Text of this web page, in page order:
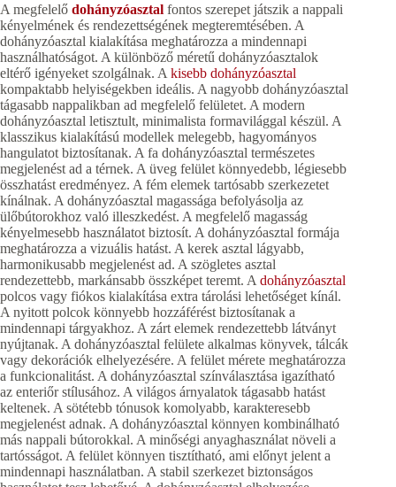
A megfelelő dohányzóasztal fontos szerepet játszik a nappali
kényelmének és rendezettségének megteremtésében. A
dohányzóasztal kialakítása meghatározza a mindennapi
használhatóságot. A különböző méretű dohányzóasztalok
eltérő igényeket szolgálnak. A kisebb dohányzóasztal
kompaktabb helyiségekben ideális. A nagyobb dohányzóasztal
tágasabb nappalikban ad megfelelő felületet. A modern
dohányzóasztal letisztult, minimalista formavilággal készül. A
klasszikus kialakítású modellek melegebb, hagyományos
hangulatot biztosítanak. A fa dohányzóasztal természetes
megjelenést ad a térnek. A üveg felület könnyedebb, légiesebb
összhatást eredményez. A fém elemek tartósabb szerkezetet
kínálnak. A dohányzóasztal magassága befolyásolja az
ülőbútorokhoz való illeszkedést. A megfelelő magasság
kényelmesebb használatot biztosít. A dohányzóasztal formája
meghatározza a vizuális hatást. A kerek asztal lágyabb,
harmonikusabb megjelenést ad. A szögletes asztal
rendezettebb, markánsabb összképet teremt. A dohányzóasztal
polcos vagy fiókos kialakítása extra tárolási lehetőséget kínál.
A nyitott polcok könnyebb hozzáférést biztosítanak a
mindennapi tárgyakhoz. A zárt elemek rendezettebb látványt
nyújtanak. A dohányzóasztal felülete alkalmas könyvek, tálcák
vagy dekorációk elhelyezésére. A felület mérete meghatározza
a funkcionalitást. A dohányzóasztal színválasztása igazítható
az enteriőr stílusához. A világos árnyalatok tágasabb hatást
keltenek. A sötétebb tónusok komolyabb, karakteresebb
megjelenést adnak. A dohányzóasztal könnyen kombinálható
más nappali bútorokkal. A minőségi anyaghasználat növeli a
tartósságot. A felület könnyen tisztítható, ami előnyt jelent a
mindennapi használatban. A stabil szerkezet biztonságos